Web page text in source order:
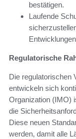
bestätigen.
Laufende
Regulatorische
Die regulatorischen
entwickeln sich
Organization (IMO)
die
Diese neuen
werden, damit alle